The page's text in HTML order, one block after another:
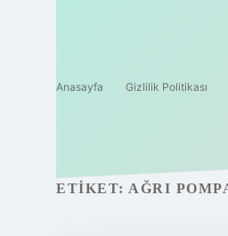
Anasayfa Gizlilik Politikası
ETIKET: AĞRI